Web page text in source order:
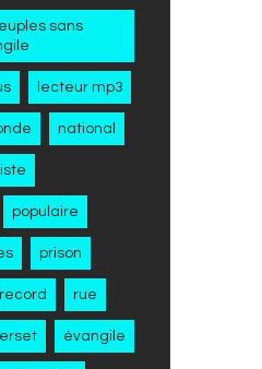
sans
lecteur mp3
national
populaire
prison
record rue
évangile